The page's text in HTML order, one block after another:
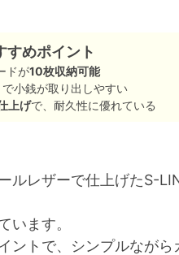
すめポイント
ドが10枚収納可能
で小銭が取り出しやすい
上げで、耐久性に優れている
ルレザーで仕上げたS-
います。
ントで、シンプルながら